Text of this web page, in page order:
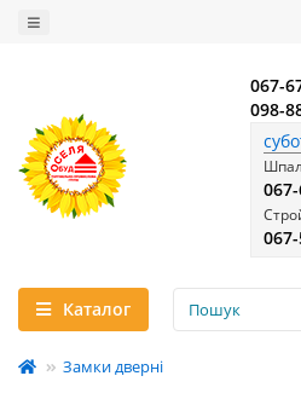
067-
098-
Каталог
Замки дверні